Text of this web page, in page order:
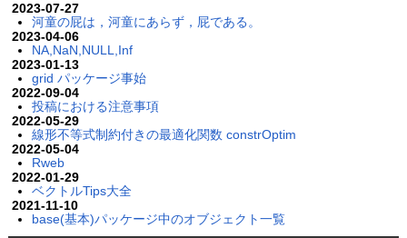
2023-07-27
河童の屁は，河童にあらず，屁である。
2023-04-06
NA,NaN,NULL,Inf
2023-01-13
grid パッケージ事始
2022-09-04
投稿における注意事項
2022-05-29
線形不等式制約付きの最適化関数 constrOptim
2022-05-04
Rweb
2022-01-29
ベクトルTips大全
2021-11-10
base(基本)パッケージ中のオブジェクト一覧